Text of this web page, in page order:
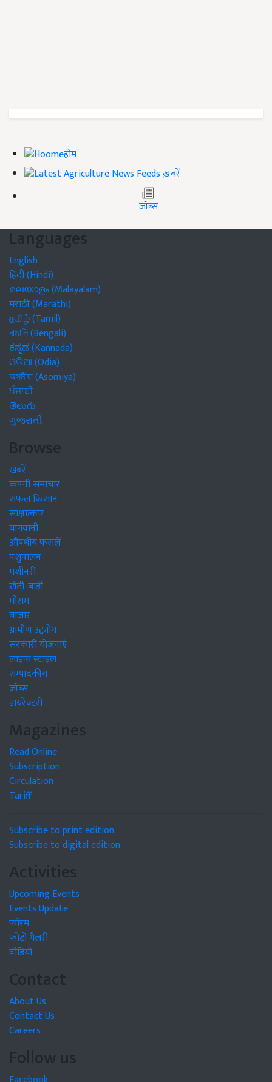
होम
ख़बरें
जॉब्स
Languages
English
हिंदी (Hindi)
മലയാളം (Malayalam)
मराठी (Marathi)
தமிழ் (Tamil)
বাঙালি (Bengali)
ಕನ್ನಡ (Kannada)
ଓଡିଆ (Odia)
অসমীয়া (Asomiya)
ਪੰਜਾਬੀ
తెలుగు
ગુજરાતી
Browse
खबरें
कंपनी समाचार
सफल किसान
साक्षात्कार
बागवानी
औषधीय फसलें
पशुपालन
मशीनरी
खेती-बाड़ी
मौसम
बाजार
ग्रामीण उद्द्योग
सरकारी योजनाएं
लाइफ स्टाइल
सम्पादकीय
जॉब्स
डायरेक्टरी
Magazines
Read Online
Subscription
Circulation
Tariff
Subscribe to print edition
Subscribe to digital edition
Activities
Upcoming Events
Events Update
फोरम
फोटो गैलरी
वीडियो
Contact
About Us
Contact Us
Careers
Follow us